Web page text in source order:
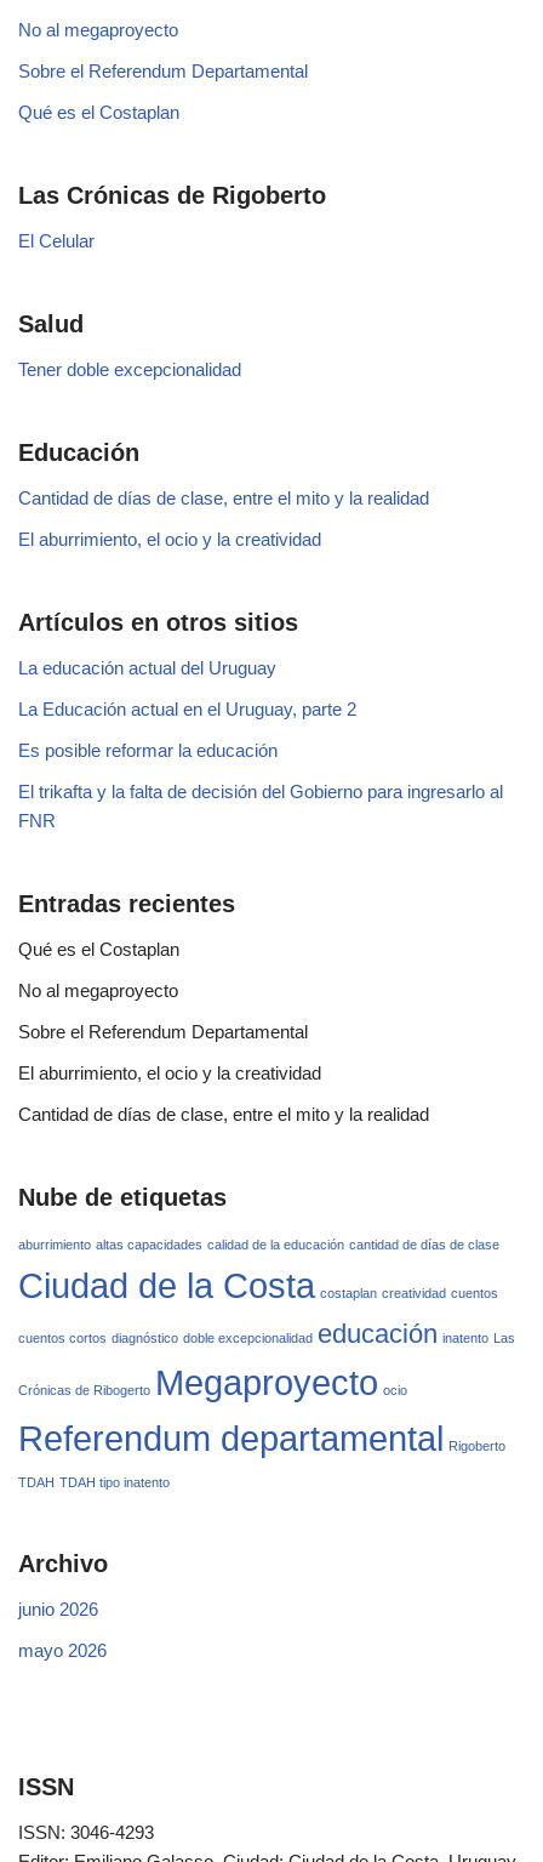
No al megaproyecto
Sobre el Referendum Departamental
Qué es el Costaplan
Las Crónicas de Rigoberto
El Celular
Salud
Tener doble excepcionalidad
Educación
Cantidad de días de clase, entre el mito y la realidad
El aburrimiento, el ocio y la creatividad
Artículos en otros sitios
La educación actual del Uruguay
La Educación actual en el Uruguay, parte 2
Es posible reformar la educación
El trikafta y la falta de decisión del Gobierno para ingresarlo al
FNR
Entradas recientes
Qué es el Costaplan
No al megaproyecto
Sobre el Referendum Departamental
El aburrimiento, el ocio y la creatividad
Cantidad de días de clase, entre el mito y la realidad
Nube de etiquetas
aburrimiento altas capacidades calidad de la educación cantidad de días de clase
Ciudad de la Costa costaplan creatividad cuentos
cuentos cortos diagnóstico doble excepcionalidad educación inatento Las
Crónicas de Ribogerto Megaproyecto ocio
Referendum departamental Rigoberto
TDAH TDAH tipo inatento
Archivo
junio 2026
mayo 2026
ISSN
ISSN: 3046-4293